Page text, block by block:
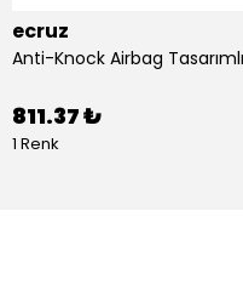
ecruz
811.37 ₺
1 Renk